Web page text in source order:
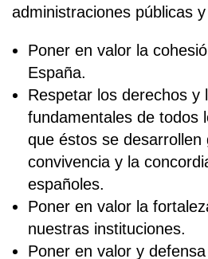
administraciones públicas
Poner en valor la
España.
Respetar los derechos y
fundamentales de todos
que éstos se desarrollen
convivencia y la
españoles.
Poner en valor la
nuestras instituciones.
Poner en valor y